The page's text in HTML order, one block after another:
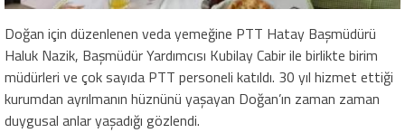
Doğan için düzenlenen veda yemeğine PTT Hatay Başmüdürü
Haluk Nazik, Başmüdür Yardımcısı Kubilay Cabir ile birlikte birim
müdürleri ve çok sayıda PTT personeli katıldı. 30 yıl hizmet ettiği
kurumdan ayrılmanın hüznünü yaşayan Doğan’ın zaman zaman
duygusal anlar yaşadığı gözlendi.